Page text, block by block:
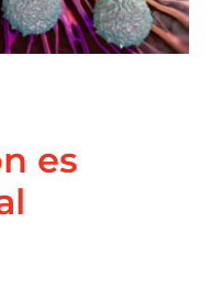
Integrativa
es